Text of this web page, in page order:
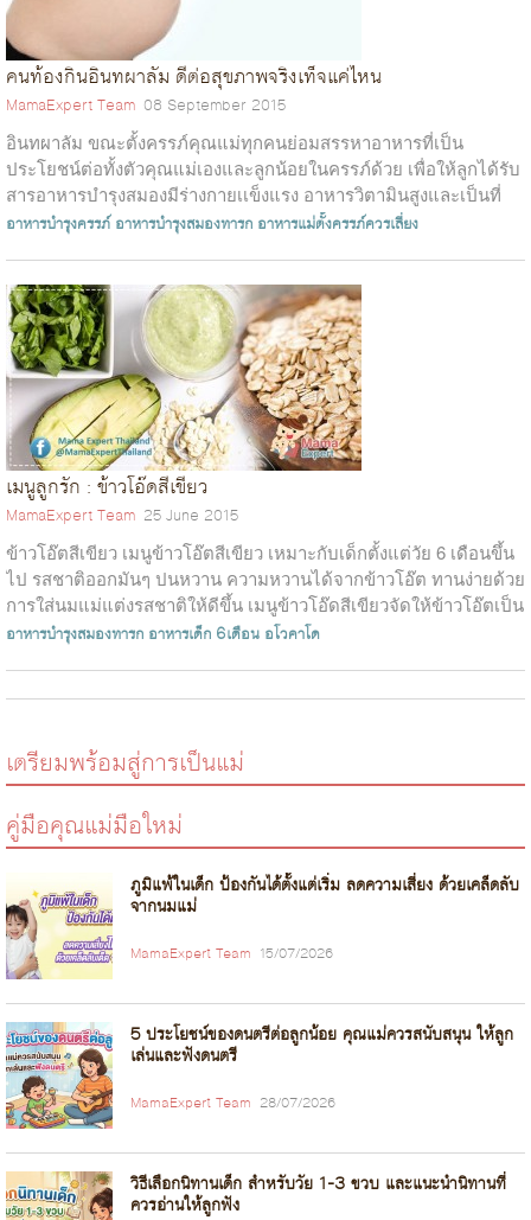
คนท้องกินอินทผาลัม ดีต่อสุขภาพจริงเท็จแค่ไหน
MamaExpert Team 08 September 2015
อินทผาลัม ขณะตั้งครรภ์คุณแม่ทุกคนย่อมสรรหาอาหารที่เป็น
ประโยชน์ต่อทั้งตัวคุณแม่เองและลูกน้อยในครรภ์ด้วย เพื่อให้ลูกได้รับ
สารอาหารบำรุงสมองมีร่างกายเเข็งแรง อาหารวิตามินสูงและเป็นที่
นิยมในกลุ่มแม...
อาหารบำรุงครรภ์ อาหารบำรุงสมองทารก อาหารแม่ตั้งครรภ์ควรเลี่ยง
เมนูลูกรัก : ข้าวโอ๊ดสีเขียว
MamaExpert Team 25 June 2015
ข้าวโอ๊ตสีเขียว เมนูข้าวโอ๊ตสีเขียว เหมาะกับเด็กตั้งแต่วัย 6 เดือนขึ้น
ไป รสชาติออกมันๆ ปนหวาน ความหวานได้จากข้าวโอ๊ต ทานง่ายด้วย
การใส่นมแม่แต่งรสชาติให้ดีขึ้น เมนูข้าวโอ๊ดสีเขียวจัดให้ข้าวโอ๊ตเป็น
ต...
อาหารบำรุงสมองทารก อาหารเด็ก 6เดือน อโวคาโด
เตรียมพร้อมสู่การเป็นแม่
คู่มือคุณแม่มือใหม่
ภูมิแพ้ในเด็ก ป้องกันได้ตั้งแต่เริ่ม ลดความเสี่ยง ด้วยเคล็ดลับ
จากนมแม่
MamaExpert Team 15/07/2026
5 ประโยชน์ของดนตรีต่อลูกน้อย คุณแม่ควรสนับสนุน ให้ลูก
เล่นและฟังดนตรี
MamaExpert Team 28/07/2026
วิธีเลือกนิทานเด็ก สำหรับวัย 1-3 ขวบ และแนะนำนิทานที่
ควรอ่านให้ลูกฟัง